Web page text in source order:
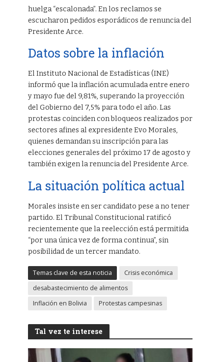
huelga “escalonada”. En los reclamos se
escucharon pedidos esporádicos de renuncia del
Presidente Arce.
Datos sobre la inflación
El Instituto Nacional de Estadísticas (INE)
informó que la inflación acumulada entre enero
y mayo fue del 9,81%, superando la proyección
del Gobierno del 7,5% para todo el año. Las
protestas coinciden con bloqueos realizados por
sectores afines al expresidente Evo Morales,
quienes demandan su inscripción para las
elecciones generales del próximo 17 de agosto y
también exigen la renuncia del Presidente Arce.
La situación política actual
Morales insiste en ser candidato pese a no tener
partido. El Tribunal Constitucional ratificó
recientemente que la reelección está permitida
“por una única vez de forma continua”, sin
posibilidad de un tercer mandato.
Temas clave de esta noticia
Crisis económica
desabastecimiento de alimentos
Inflación en Bolivia
Protestas campesinas
Tal vez te interese